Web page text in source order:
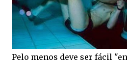
Pelo menos deve ser fácil